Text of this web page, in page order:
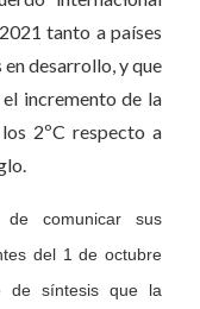
tanto a países
desarrollo, y que
incremento de la
2ºC respecto a
comunicar sus
del 1 de octubre
de síntesis que la